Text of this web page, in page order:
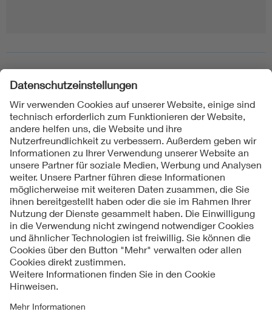
Ländern des Globalen Südens
Folgen Sie uns